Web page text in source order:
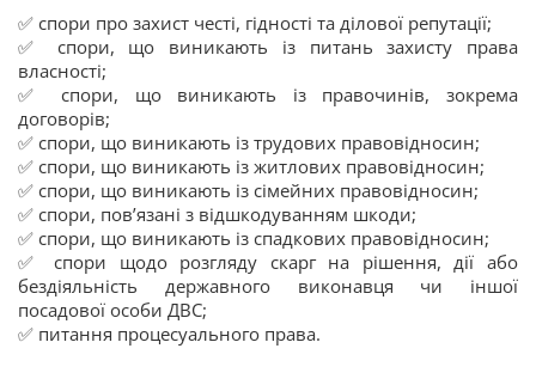
✅ спори про захист честі, гідності та ділової репутації;
✅ спори, що виникають із питань захисту права
власності;
✅ спори, що виникають із правочинів, зокрема
договорів;
✅ спори, що виникають із трудових правовідносин;
✅ спори, що виникають із житлових правовідносин;
✅ спори, що виникають із сімейних правовідносин;
✅ спори, пов’язані з відшкодуванням шкоди;
✅ спори, що виникають із спадкових правовідносин;
✅ спори щодо розгляду скарг на рішення, дії або
бездіяльність державного виконавця чи іншої
посадової особи ДВС;
✅ питання процесуального права.